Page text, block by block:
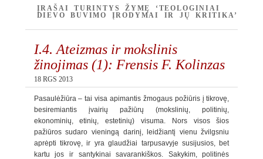
ĮRAŠAI TURINTYS ŽYMĘ ‘TEOLOGINIAI
DIEVO BUVIMO ĮRODYMAI IR JŲ KRITIKA’
I.4. Ateizmas ir mokslinis
žinojimas (1): Frensis F. Kolinzas
18 RGS 2013
Pasaulėžiūra – tai visa apimantis žmogaus požiūris į tikrovę,
besiremiantis įvairių pažiūrų (mokslinių, politinių,
ekonominių, etinių, estetinių) visuma. Nors visos šios
pažiūros sudaro vieningą darinį, leidžiantį vienu žvilgsniu
aprėpti tikrovę, ir yra glaudžiai tarpusavyje susijusios, bet
kartu jos ir santykinai savarankiškos. Sakykim, politinės